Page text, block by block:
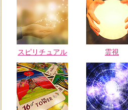
スピリチュアル 霊視